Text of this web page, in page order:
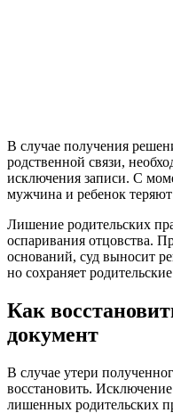
В случае получения
родственной связи,
исключения записи. С
мужчина и ребенок
Лишение родительских
оспаривания отцовства.
оснований, суд выносит
но сохраняет
Как
документ
В случае утери
восстановить.
лишенных родительских